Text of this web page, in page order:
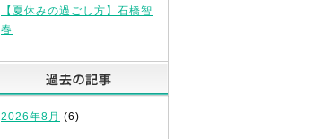
【夏休みの過ごし方】石橋智
春
2026年8月 (6)